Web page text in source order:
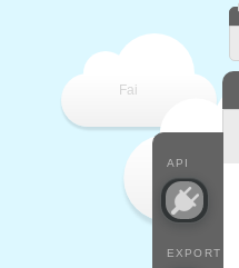
Fai
API
EXPORT